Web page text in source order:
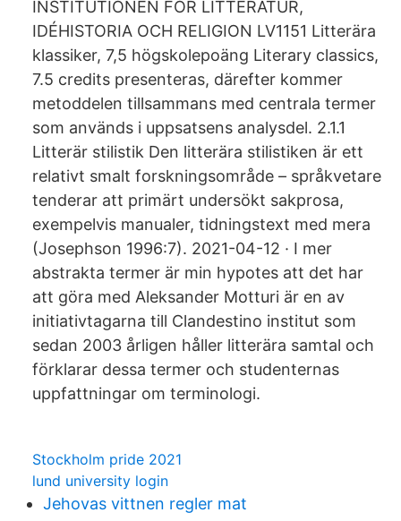
INSTITUTIONEN FÖR LITTERATUR,
IDÉHISTORIA OCH RELIGION LV1151 Litterära
klassiker, 7,5 högskolepoäng Literary classics,
7.5 credits presenteras, därefter kommer
metoddelen tillsammans med centrala termer
som används i uppsatsens analysdel. 2.1.1
Litterär stilistik Den litterära stilistiken är ett
relativt smalt forskningsområde – språkvetare
tenderar att primärt undersökt sakprosa,
exempelvis manualer, tidningstext med mera
(Josephson 1996:7). 2021-04-12 · I mer
abstrakta termer är min hypotes att det har
att göra med Aleksander Motturi är en av
initiativtagarna till Clandestino institut som
sedan 2003 årligen håller litterära samtal och
förklarar dessa termer och studenternas
uppfattningar om terminologi.
Stockholm pride 2021
lund university login
Jehovas vittnen regler mat